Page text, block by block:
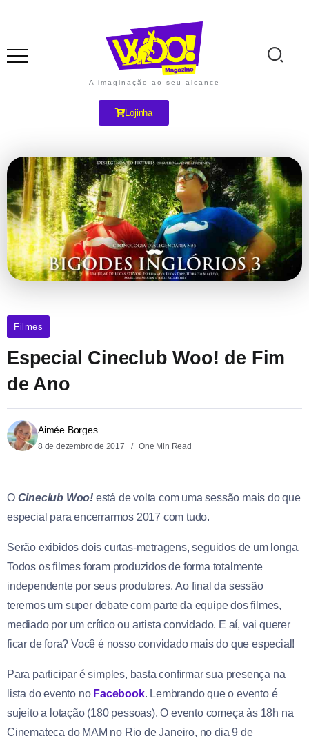
A imaginação ao seu alcance
Lojinha
Filmes
Especial Cineclub Woo! de Fim
de Ano
Aimée Borges
8 de dezembro de 2017 One Min Read
O Cineclub Woo! está de volta com uma sessão mais do que
especial para encerrarmos 2017 com tudo.
Serão exibidos dois curtas-metragens, seguidos de um longa.
Todos os filmes foram produzidos de forma totalmente
independente por seus produtores. Ao final da sessão
teremos um super debate com parte da equipe dos filmes,
mediado por um crítico ou artista convidado. E aí, vai querer
ficar de fora? Você é nosso convidado mais do que especial!
Para participar é simples, basta confirmar sua presença na
lista do evento no Facebook. Lembrando que o evento é
sujeito a lotação (180 pessoas). O evento começa às 18h na
Cinemateca do MAM no Rio de Janeiro, no dia 9 de